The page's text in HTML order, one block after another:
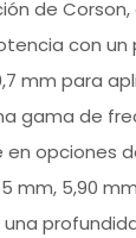
de
con un
mm para
gama de
en opciones
mm, 5,90